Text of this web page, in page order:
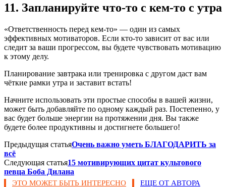
11. Запланируйте что-то с кем-то с утра
«Ответственность перед кем-то» — один из самых
эффективных мотиваторов. Если кто-то зависит от вас или
следит за ваши прогрессом, вы будете чувствовать мотивацию
к этому делу.
Планирование завтрака или тренировка с другом даст вам
чёткие рамки утра и заставит встать!
Начните использовать эти простые способы в вашей жизни,
может быть добавляйте по одному каждый раз. Постепенно, у
вас будет больше энергии на протяжении дня. Вы также
будете более продуктивны и достигнете большего!
Предыдущая статьяОчень важно уметь БЛАГОДАРИТЬ за
всё
Следующая статья15 мотивирующих цитат культового
певца Боба Дилана
ЭТО МОЖЕТ БЫТЬ ИНТЕРЕСНО ЕЩЕ ОТ АВТОРА